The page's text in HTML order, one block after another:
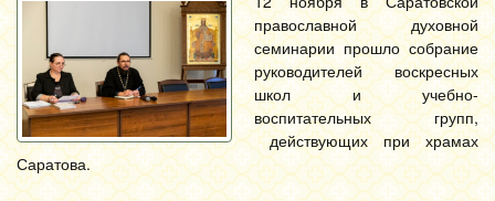
православной духовной
семинарии прошло собрание
руководителей воскресных
школ и учебно-
воспитательных групп,
действующих при храмах
Саратова.